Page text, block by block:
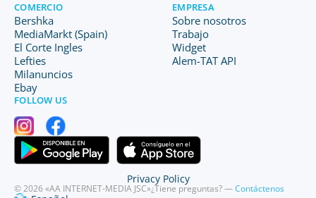
COMERCIO
Bershka
MediaMarkt (Spain)
El Corte Ingles
Lefties
Milanuncios
Ebay
EMPRESA
Sobre nosotros
Trabajo
Widget
Alem-TAT API
FOLLOW US
© 2026 «AA INTERNET-MEDIA JSC»¿Tiene preguntas? —Contáctenos
Privacy Policy